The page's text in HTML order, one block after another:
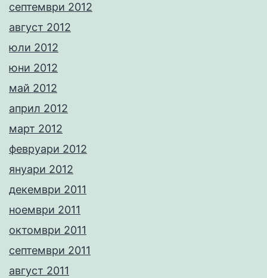
септември 2012
август 2012
юли 2012
юни 2012
май 2012
април 2012
март 2012
февруари 2012
януари 2012
декември 2011
ноември 2011
октомври 2011
септември 2011
август 2011